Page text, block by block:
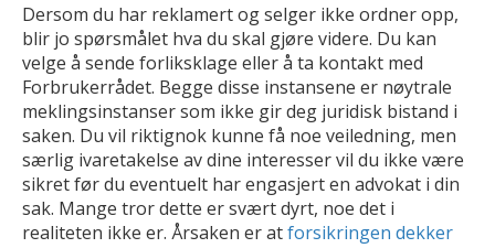
Dersom du har reklamert og selger ikke ordner opp,
blir jo spørsmålet hva du skal gjøre videre. Du kan
velge å sende forliksklage eller å ta kontakt med
Forbrukerrådet. Begge disse instansene er nøytrale
meklingsinstanser som ikke gir deg juridisk bistand i
saken. Du vil riktignok kunne få noe veiledning, men
særlig ivaretakelse av dine interesser vil du ikke være
sikret før du eventuelt har engasjert en advokat i din
sak. Mange tror dette er svært dyrt, noe det i
realiteten ikke er. Årsaken er atforsikringen dekker